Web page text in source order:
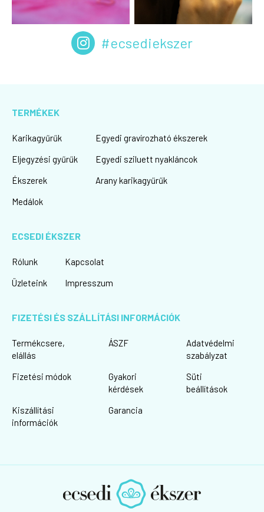
#ecsediekszer
TERMÉKEK
Karikagyűrűk
Eljegyzési gyűrűk
Ékszerek
Medálok
Egyedi gravírozható ékszerek
Egyedi sziluett nyakláncok
Arany karikagyűrűk
ECSEDI ÉKSZER
Rólunk
Üzleteink
Kapcsolat
Impresszum
FIZETÉSI ÉS SZÁLLÍTÁSI INFORMÁCIÓK
Termékcsere,
elállás
Fizetési módok
Kiszállítási
információk
ÁSZF
Gyakori
kérdések
Garancia
Adatvédelmi
szabályzat
Süti
beállítások